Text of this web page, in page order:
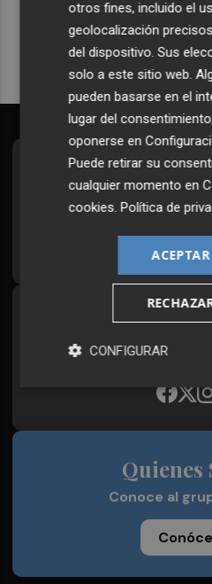
Quiero
Suscríbete
Todos los días a
Síguenos
Plaza Podcast,
Quienes
Conoce al
otros fines, incluido el
geolocalización
del dispositivo. Sus
solo a este sitio web.
pueden basarse en el
lugar del
oponerse en
Puede retirar su
cualquier momento en
cookies.Política de
CONFIGURAR